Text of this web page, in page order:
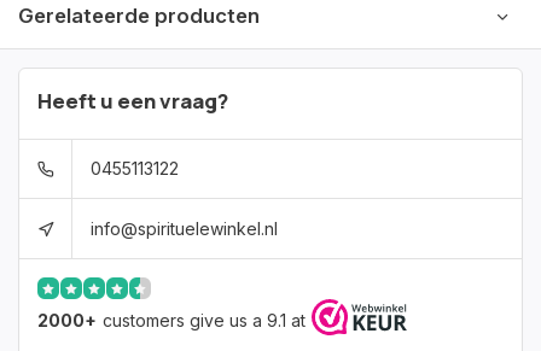
Gerelateerde producten
Heeft u een vraag?
0455113122
info@spirituelewinkel.nl
2000+ customers give us a 9.1 at